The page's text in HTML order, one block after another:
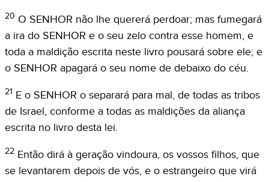
20 O SENHOR não lhe quererá perdoar; mas fumegará
a ira do SENHOR e o seu zelo contra esse homem, e
toda a maldição escrita neste livro pousará sobre ele; e
o SENHOR apagará o seu nome de debaixo do céu.
21 E o SENHOR o separará para mal, de todas as tribos
de Israel, conforme a todas as maldições da aliança
escrita no livro desta lei.
22 Então dirá à geração vindoura, os vossos filhos, que
se levantarem depois de vós, e o estrangeiro que virá